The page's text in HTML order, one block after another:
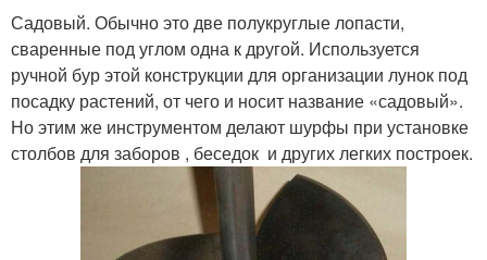
Садовый. Обычно это две полукруглые лопасти,
сваренные под углом одна к другой. Используется
ручной бур этой конструкции для организации лунок под
посадку растений, от чего и носит название «садовый».
Но этим же инструментом делают шурфы при установке
столбов для заборов , беседок и других легких построек.